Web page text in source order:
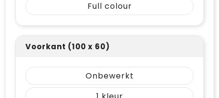
Full colour
Voorkant (100 x 60)
Onbewerkt